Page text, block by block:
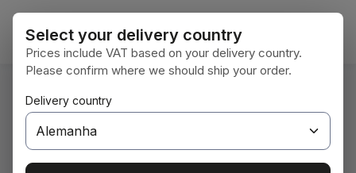
Ir para o conteúdo principal
Você está aqui: Home
Select your delivery country
Prices include VAT based on your delivery country.
Please confirm where we should ship your order.
Delivery country